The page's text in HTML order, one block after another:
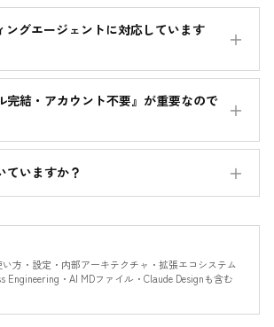
ングエージェントに対応しています
完結・アカウント不要』が重要なので
ていますか？
い方・設定・内部アーキテクチャ・拡張エコシステム
Engineering・AI MDファイル・Claude Designも含む